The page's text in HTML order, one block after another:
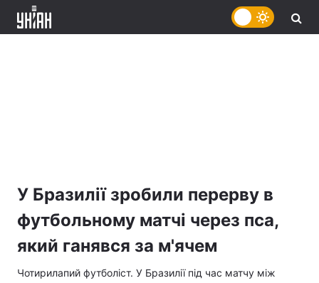
У Бразилії зробили перерву в
футбольному матчі через пса,
який ганявся за м'ячем
Чотирилапий футболіст. У Бразилії під час матчу між